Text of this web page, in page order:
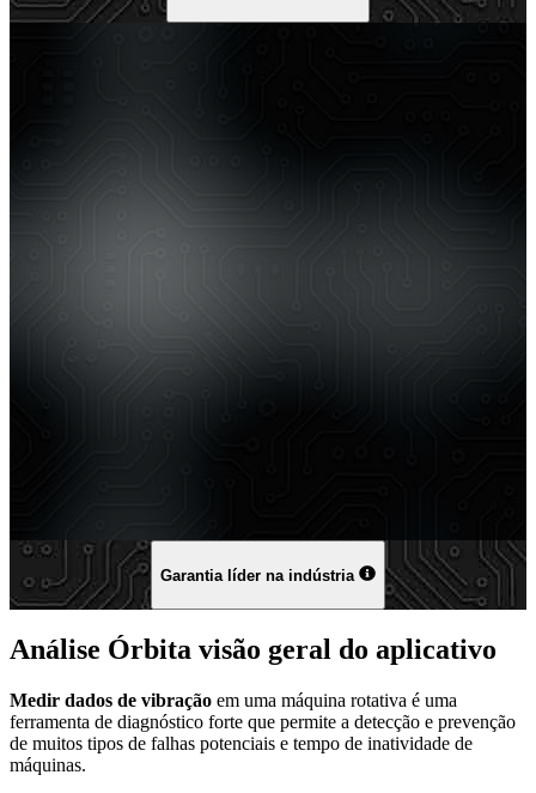
Garantia líder na indústria
Análise Órbita visão geral do aplicativo
Medir dados de vibração em uma máquina rotativa é uma
ferramenta de diagnóstico forte que permite a detecção e prevenção
de muitos tipos de falhas potenciais e tempo de inatividade de
máquinas.